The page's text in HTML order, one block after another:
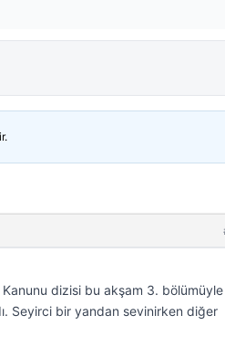
Kanunu dizisi bu akşam 3. bölümüyle
Seyirci bir yandan sevinirken diğer